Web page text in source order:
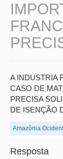
A INDUSTRIA
CASO DE
PRECISA
DE ISENÇÃO
Amazônia
Resposta